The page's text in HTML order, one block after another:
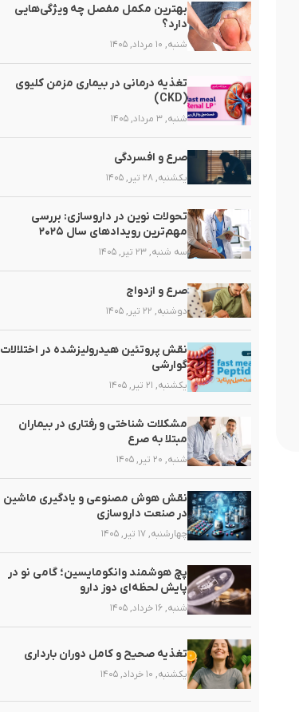
بهترین مکمل مفصل چه ویژگی‌هایی
دارد؟
شنبه, ۱۰ مرداد, ۱۴۰۵
تغذیه‌ درمانی در بیماری مزمن کلیوی
(CKD)
شنبه, ۳ مرداد, ۱۴۰۵
صرع و افسردگی
یکشنبه, ۲۸ تیر, ۱۴۰۵
تحولات نوین در داروسازی: بررسی
مهم‌ترین رویدادهای سال ۲۰۲۵
سه شنبه, ۲۳ تیر, ۱۴۰۵
صرع و ازدواج
دوشنبه, ۲۲ تیر, ۱۴۰۵
نقش پروتئین هیدرولیزشده در اختلالات
گوارشی
یکشنبه, ۲۱ تیر, ۱۴۰۵
مشکلات شناختی و رفتاری در بیماران
مبتلا به صرع
شنبه, ۲۰ تیر, ۱۴۰۵
نقش هوش مصنوعی و یادگیری ماشین
در صنعت داروسازی
چهارشنبه, ۱۷ تیر, ۱۴۰۵
پچ هوشمند وانکومایسین؛ گامی نو در
پایش لحظه‌ای دوز دارو
شنبه, ۱۶ خرداد, ۱۴۰۵
تغذیه صحیح و کامل دوران بارداری
یکشنبه, ۱۰ خرداد, ۱۴۰۵